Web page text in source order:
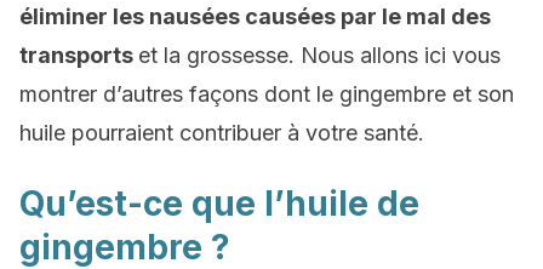
éliminer les nausées causées par le mal des
transports et la grossesse. Nous allons ici vous
montrer d’autres façons dont le gingembre et son
huile pourraient contribuer à votre santé.
Qu’est-ce que l’huile de
gingembre ?